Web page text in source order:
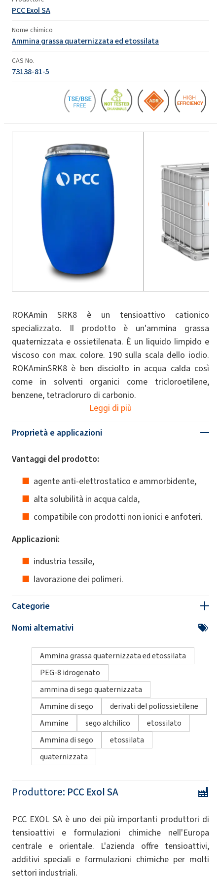
PCC Exol SA
Nome chimico
Ammina grassa quaternizzata ed etossilata
CAS No.
73138-81-5
ROKAmin SRK8 è un tensioattivo cationico
specializzato. Il prodotto è un'ammina grassa
quaternizzata e ossietilenata. È un liquido limpido e
viscoso con max. colore. 190 sulla scala dello iodio.
ROKAminSRK8 è ben disciolto in acqua calda così
come in solventi organici come tricloroetilene,
benzene, tetracloruro di carbonio.
Leggi di più
Proprietà e applicazioni
Vantaggi del prodotto:
agente anti-elettrostatico e ammorbidente,
alta solubilità in acqua calda,
compatibile con prodotti non ionici e anfoteri.
Applicazioni:
industria tessile,
lavorazione dei polimeri.
Categorie
Nomi alternativi
Ammina grassa quaternizzata ed etossilata
PEG-8 idrogenato
ammina di sego quaternizzata
Ammine di sego
derivati ​​del poliossietilene
Ammine
sego alchilico
etossilato
Ammina di sego
etossilata
quaternizzata
Produttore: PCC Exol SA
PCC EXOL SA è uno dei più importanti produttori di
tensioattivi e formulazioni chimiche nell'Europa
centrale e orientale. L'azienda offre tensioattivi,
additivi speciali e formulazioni chimiche per molti
settori industriali.